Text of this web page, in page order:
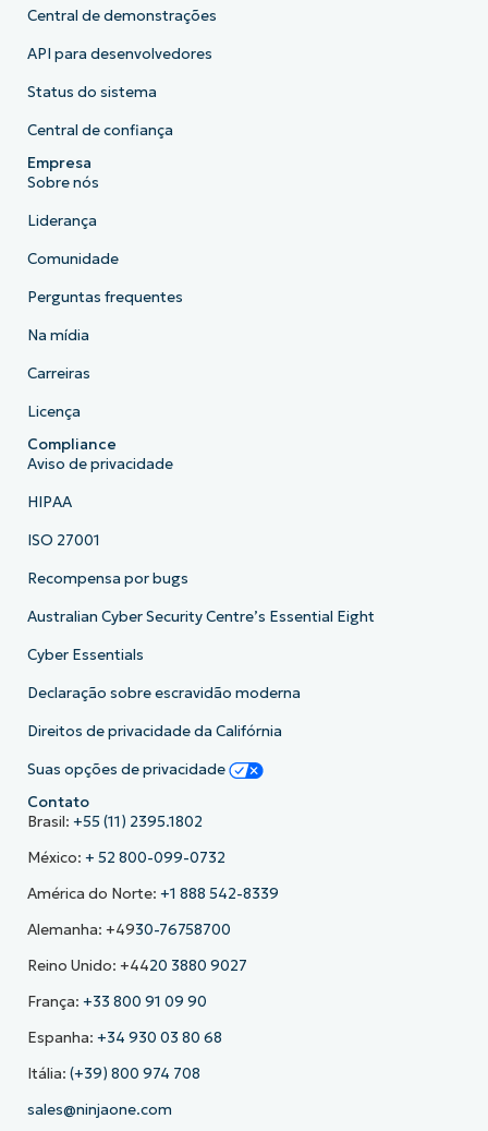
Central de demonstrações
API para desenvolvedores
Status do sistema
Central de confiança
Empresa
Sobre nós
Liderança
Comunidade
Perguntas frequentes
Na mídia
Carreiras
Licença
Compliance
Aviso de privacidade
HIPAA
ISO 27001
Recompensa por bugs
Australian Cyber Security Centre’s Essential Eight
Cyber Essentials
Declaração sobre escravidão moderna
Direitos de privacidade da Califórnia
Suas opções de privacidade
Contato
Brasil: +55 (11) 2395.1802
México: + 52 800-099-0732
América do Norte: +1 888 542-8339
Alemanha: +4930-76758700
Reino Unido: +4420 3880 9027
França: +33 800 91 09 90
Espanha: +34 930 03 80 68
Itália: (+39) 800 974 708
sales@ninjaone.com